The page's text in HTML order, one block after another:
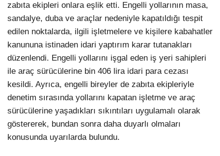
zabıta ekipleri onlara eşlik etti. Engelli yollarının masa,
sandalye, duba ve araçlar nedeniyle kapatıldığı tespit
edilen noktalarda, ilgili işletmelere ve kişilere kabahatler
kanununa istinaden idari yaptırım karar tutanakları
düzenlendi. Engelli yollarını işgal eden iş yeri sahipleri
ile araç sürücülerine bin 406 lira idari para cezası
kesildi. Ayrıca, engelli bireyler de zabıta ekipleriyle
denetim sırasında yollarını kapatan işletme ve araç
sürücülerine yaşadıkları sıkıntıları uygulamalı olarak
göstererek, bundan sonra daha duyarlı olmaları
konusunda uyarılarda bulundu.